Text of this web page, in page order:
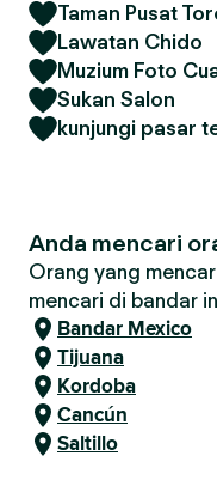
Taman Pusat
Lawatan Chido
Muzium Foto
Sukan Salon
kunjungi pasar
Anda mencari
Orang yang
mencari di bandar
Bandar Mexico
Tijuana
Kordoba
Cancún
Saltillo